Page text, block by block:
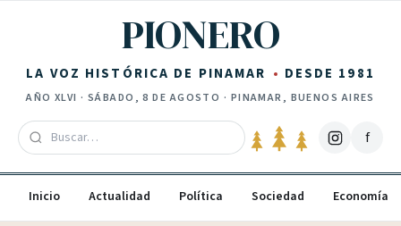
PIONERO
LA VOZ HISTÓRICA DE PINAMAR DESDE 1981
AÑO XLVI · SÁBADO, 8 DE AGOSTO · PINAMAR, BUENOS AIRES
f
Inicio Actualidad Política Sociedad Economía